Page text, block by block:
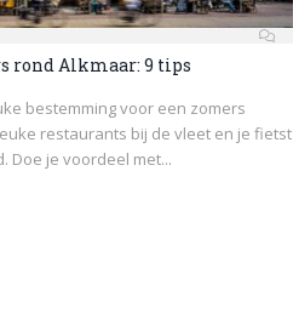
rond Alkmaar: 9 tips
bestemming voor een zomers
restaurants bij de vleet en je fietst
Doe je voordeel met...